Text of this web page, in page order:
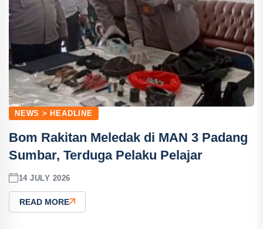
NEWS > HEADLINE
Bom Rakitan Meledak di MAN 3 Padang
Sumbar, Terduga Pelaku Pelajar
14 JULY 2026
READ MORE